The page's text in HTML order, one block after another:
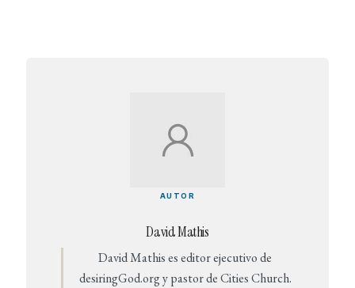
AUTOR
David Mathis
David Mathis es editor ejecutivo de
desiringGod.org y pastor de Cities Church.